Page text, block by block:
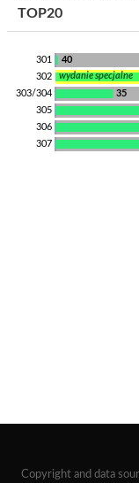
TOP20
40
301
wydanie specjalne
302
35
303/304
305
306
307
Copyright and data